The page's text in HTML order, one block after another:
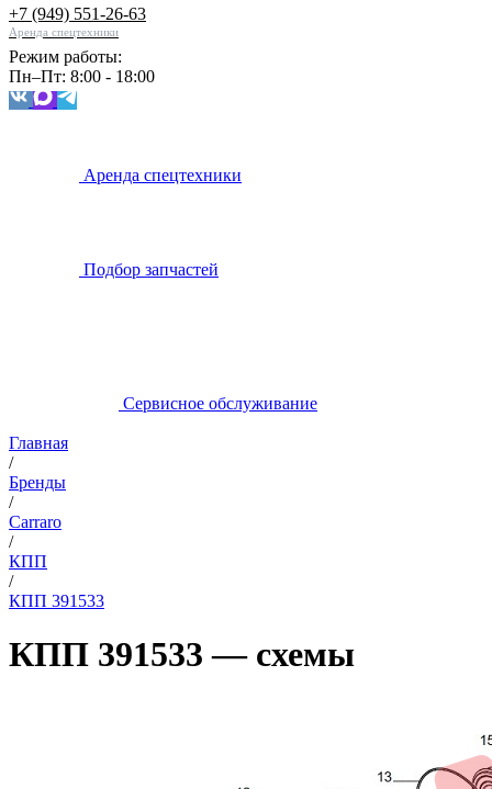
+7 (949) 551-26-63
Аренда спецтехники
Режим работы:
Пн–Пт: 8:00 - 18:00
Аренда спецтехники
Подбор запчастей
Сервисное обслуживание
Главная
/
Бренды
/
Carraro
/
КПП
/
КПП 391533
КПП 391533 — схемы